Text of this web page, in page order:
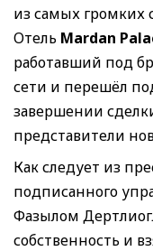
из самых громких
Отель Mardan
работавший под
сети и перешёл
завершении
представители
Как следует из
подписанного
Фазылом
собственность и